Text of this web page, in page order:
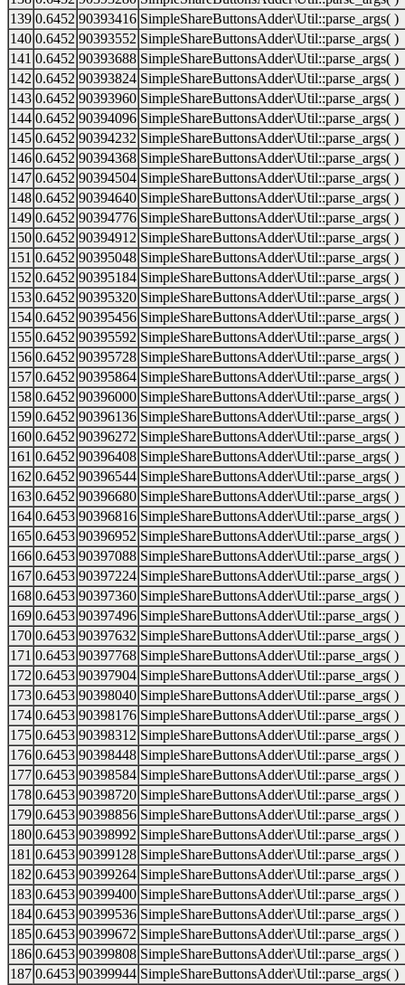
139 0.6452 90393416 SimpleShareButtonsAdder\Util::parse_args( )
140 0.6452 90393552 SimpleShareButtonsAdder\Util::parse_args( )
141 0.6452 90393688 SimpleShareButtonsAdder\Util::parse_args( )
142 0.6452 90393824 SimpleShareButtonsAdder\Util::parse_args( )
143 0.6452 90393960 SimpleShareButtonsAdder\Util::parse_args( )
144 0.6452 90394096 SimpleShareButtonsAdder\Util::parse_args( )
145 0.6452 90394232 SimpleShareButtonsAdder\Util::parse_args( )
146 0.6452 90394368 SimpleShareButtonsAdder\Util::parse_args( )
147 0.6452 90394504 SimpleShareButtonsAdder\Util::parse_args( )
148 0.6452 90394640 SimpleShareButtonsAdder\Util::parse_args( )
149 0.6452 90394776 SimpleShareButtonsAdder\Util::parse_args( )
150 0.6452 90394912 SimpleShareButtonsAdder\Util::parse_args( )
151 0.6452 90395048 SimpleShareButtonsAdder\Util::parse_args( )
152 0.6452 90395184 SimpleShareButtonsAdder\Util::parse_args( )
153 0.6452 90395320 SimpleShareButtonsAdder\Util::parse_args( )
154 0.6452 90395456 SimpleShareButtonsAdder\Util::parse_args( )
155 0.6452 90395592 SimpleShareButtonsAdder\Util::parse_args( )
156 0.6452 90395728 SimpleShareButtonsAdder\Util::parse_args( )
157 0.6452 90395864 SimpleShareButtonsAdder\Util::parse_args( )
158 0.6452 90396000 SimpleShareButtonsAdder\Util::parse_args( )
159 0.6452 90396136 SimpleShareButtonsAdder\Util::parse_args( )
160 0.6452 90396272 SimpleShareButtonsAdder\Util::parse_args( )
161 0.6452 90396408 SimpleShareButtonsAdder\Util::parse_args( )
162 0.6452 90396544 SimpleShareButtonsAdder\Util::parse_args( )
163 0.6452 90396680 SimpleShareButtonsAdder\Util::parse_args( )
164 0.6453 90396816 SimpleShareButtonsAdder\Util::parse_args( )
165 0.6453 90396952 SimpleShareButtonsAdder\Util::parse_args( )
166 0.6453 90397088 SimpleShareButtonsAdder\Util::parse_args( )
167 0.6453 90397224 SimpleShareButtonsAdder\Util::parse_args( )
168 0.6453 90397360 SimpleShareButtonsAdder\Util::parse_args( )
169 0.6453 90397496 SimpleShareButtonsAdder\Util::parse_args( )
170 0.6453 90397632 SimpleShareButtonsAdder\Util::parse_args( )
171 0.6453 90397768 SimpleShareButtonsAdder\Util::parse_args( )
172 0.6453 90397904 SimpleShareButtonsAdder\Util::parse_args( )
173 0.6453 90398040 SimpleShareButtonsAdder\Util::parse_args( )
174 0.6453 90398176 SimpleShareButtonsAdder\Util::parse_args( )
175 0.6453 90398312 SimpleShareButtonsAdder\Util::parse_args( )
176 0.6453 90398448 SimpleShareButtonsAdder\Util::parse_args( )
177 0.6453 90398584 SimpleShareButtonsAdder\Util::parse_args( )
178 0.6453 90398720 SimpleShareButtonsAdder\Util::parse_args( )
179 0.6453 90398856 SimpleShareButtonsAdder\Util::parse_args( )
180 0.6453 90398992 SimpleShareButtonsAdder\Util::parse_args( )
181 0.6453 90399128 SimpleShareButtonsAdder\Util::parse_args( )
182 0.6453 90399264 SimpleShareButtonsAdder\Util::parse_args( )
183 0.6453 90399400 SimpleShareButtonsAdder\Util::parse_args( )
184 0.6453 90399536 SimpleShareButtonsAdder\Util::parse_args( )
185 0.6453 90399672 SimpleShareButtonsAdder\Util::parse_args( )
186 0.6453 90399808 SimpleShareButtonsAdder\Util::parse_args( )
187 0.6453 90399944 SimpleShareButtonsAdder\Util::parse_args( )